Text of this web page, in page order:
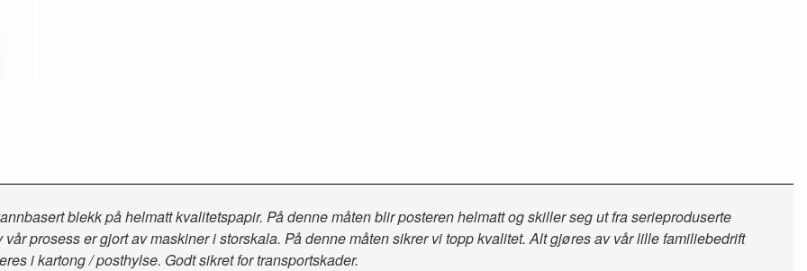
blekk på helmatt kvalitetspapir. På denne måten blir posteren helmatt og skiller seg ut fra serieproduserte
prosess er gjort av maskiner i storskala. På denne måten sikrer vi topp kvalitet. Alt gjøres av vår lille familiebedrift
i kartong / posthylse. Godt sikret for transportskader.